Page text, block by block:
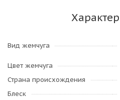
Вид жемчуга
Цвет жемчуга
Страна происхождения
Блеск